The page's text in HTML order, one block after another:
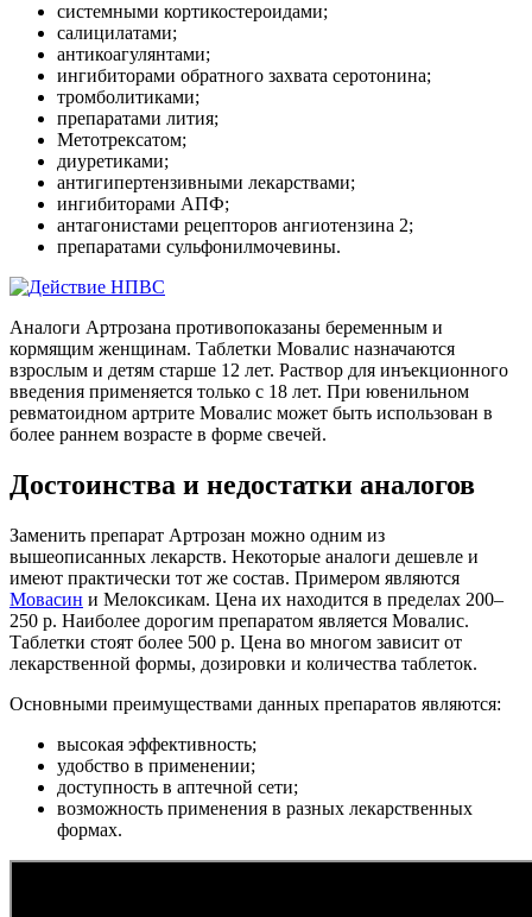
системными кортикостероидами;
салицилатами;
антикоагулянтами;
ингибиторами обратного захвата серотонина;
тромболитиками;
препаратами лития;
Метотрексатом;
диуретиками;
антигипертензивными лекарствами;
ингибиторами АПФ;
антагонистами рецепторов ангиотензина 2;
препаратами сульфонилмочевины.
Аналоги Артрозана противопоказаны беременным и
кормящим женщинам. Таблетки Мовалис назначаются
взрослым и детям старше 12 лет. Раствор для инъекционного
введения применяется только с 18 лет. При ювенильном
ревматоидном артрите Мовалис может быть использован в
более раннем возрасте в форме свечей.
Достоинства и недостатки аналогов
Заменить препарат Артрозан можно одним из
вышеописанных лекарств. Некоторые аналоги дешевле и
имеют практически тот же состав. Примером являются
Мовасин и Мелоксикам. Цена их находится в пределах 200–
250 р. Наиболее дорогим препаратом является Мовалис.
Таблетки стоят более 500 р. Цена во многом зависит от
лекарственной формы, дозировки и количества таблеток.
Основными преимуществами данных препаратов являются:
высокая эффективность;
удобство в применении;
доступность в аптечной сети;
возможность применения в разных лекарственных
формах.